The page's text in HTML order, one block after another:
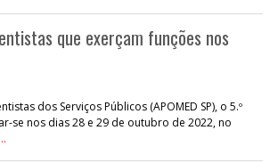
que exerçam funções nos
dos Serviços Públicos (APOMED SP), o 5.º
se nos dias 28 e 29 de outubro de 2022, no